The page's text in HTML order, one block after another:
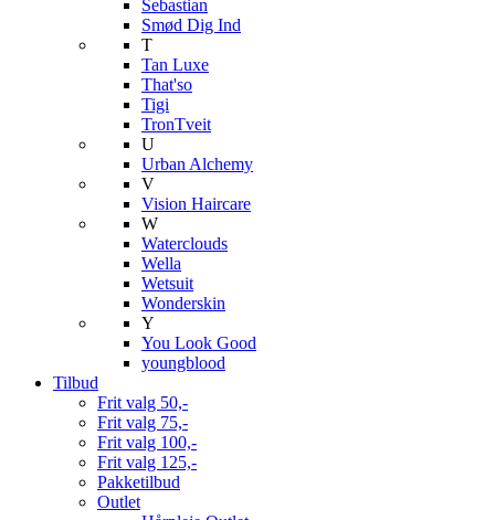
Sebastian
Smød Dig Ind
T
Tan Luxe
That'so
Tigi
TronTveit
U
Urban Alchemy
V
Vision Haircare
W
Waterclouds
Wella
Wetsuit
Wonderskin
Y
You Look Good
youngblood
Tilbud
Frit valg 50,-
Frit valg 75,-
Frit valg 100,-
Frit valg 125,-
Pakketilbud
Outlet